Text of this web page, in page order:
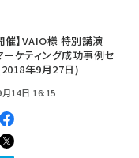
催】VAIO様 特別講演
ケティング成功事例セ
年9月27日)
14日 16:15